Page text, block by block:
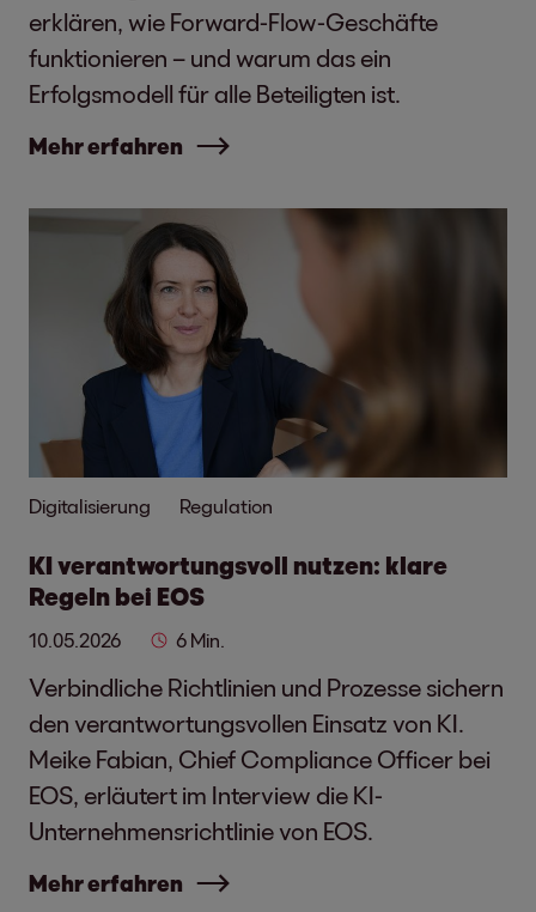
erklären, wie Forward-Flow-Geschäfte
funktionieren – und warum das ein
Erfolgsmodell für alle Beteiligten ist.
Mehr erfahren
Digitalisierung Regulation
KI verantwortungsvoll nutzen: klare
Regeln bei EOS
10.05.2026 6 Min.
Verbindliche Richtlinien und Prozesse sichern
den verantwortungsvollen Einsatz von KI.
Meike Fabian, Chief Compliance Officer bei
EOS, erläutert im Interview die KI-
Unternehmensrichtlinie von EOS.
Mehr erfahren